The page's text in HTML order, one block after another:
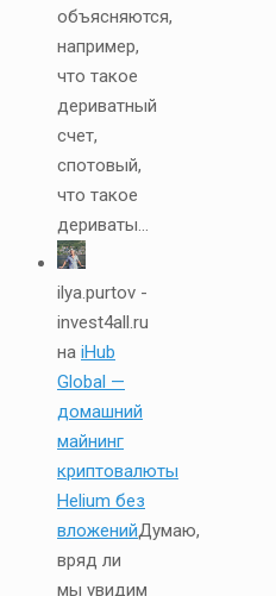
объясняются,
например,
что такое
дериватный
счет,
спотовый,
что такое
дериваты...
ilya.purtov -
invest4all.ru
на iHub
Global —
домашний
майнинг
криптовалюты
Helium без
вложенийДумаю,
вряд ли
мы увидим